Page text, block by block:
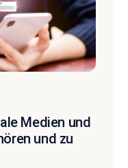
Medien und
und zu